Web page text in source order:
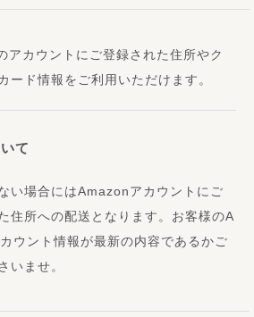
アカウントにご登録された住所やク
ード情報をご利用いただけます。
て
い場合にはAmazonアカウントにご
住所への配送となります。お客様のA
ウント情報が最新の内容であるかご
いませ。